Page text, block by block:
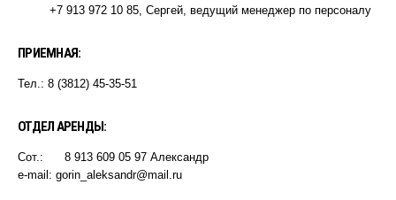
+7 913 972 10 85, Сергей, ведущий менеджер по персоналу
ПРИЕМНАЯ:
Тел.: 8 (3812) 45-35-51
ОТДЕЛ АРЕНДЫ:
Сот.: 8 913 609 05 97 Александр
e-mail: gorin_aleksandr@mail.ru